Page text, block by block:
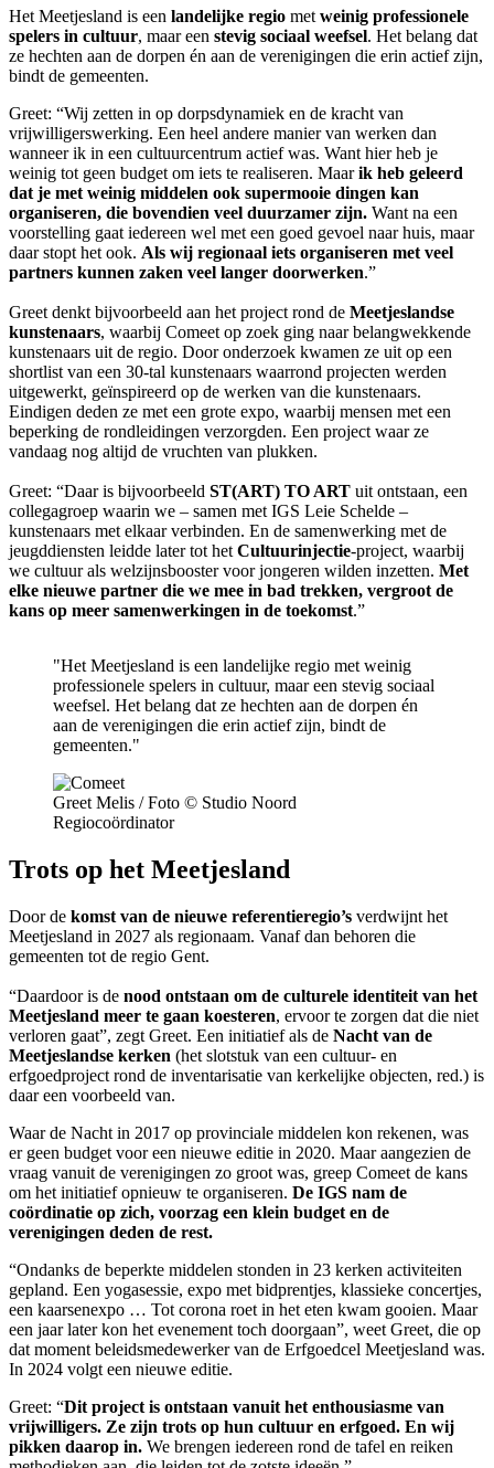
Het Meetjesland is een landelijke regio met weinig professionele
spelers in cultuur, maar een stevig sociaal weefsel. Het belang dat
ze hechten aan de dorpen én aan de verenigingen die erin actief zijn,
bindt de gemeenten.
Greet: “Wij zetten in op dorpsdynamiek en de kracht van
vrijwilligerswerking. Een heel andere manier van werken dan
wanneer ik in een cultuurcentrum actief was. Want hier heb je
weinig tot geen budget om iets te realiseren. Maarik heb geleerd
dat je met weinig middelen ook supermooie dingen kan
organiseren, die bovendien veel duurzamer zijn. Want na een
voorstelling gaat iedereen wel met een goed gevoel naar huis, maar
daar stopt het ook. Als wij regionaal iets organiseren met veel
partners kunnen zaken veel langer doorwerken.”
Greet denkt bijvoorbeeld aan het project rond de Meetjeslandse
kunstenaars, waarbij Comeet op zoek ging naar belangwekkende
kunstenaars uit de regio. Door onderzoek kwamen ze uit op een
shortlist van een 30-tal kunstenaars waarrond projecten werden
uitgewerkt, geïnspireerd op de werken van die kunstenaars.
Eindigen deden ze met een grote expo, waarbij mensen met een
beperking de rondleidingen verzorgden. Een project waar ze
vandaag nog altijd de vruchten van plukken.
Greet: “Daar is bijvoorbeeld ST(ART) TO ART uit ontstaan, een
collegagroep waarin we – samen met IGS Leie Schelde –
kunstenaars met elkaar verbinden. En de samenwerking met de
jeugddiensten leidde later tot het Cultuurinjectie-project, waarbij
we cultuur als welzijnsbooster voor jongeren wilden inzetten. Met
elke nieuwe partner die we mee in bad trekken, vergroot de
kans op meer samenwerkingen in de toekomst.”
"Het Meetjesland is een landelijke regio met weinig
professionele spelers in cultuur, maar een stevig sociaal
weefsel. Het belang dat ze hechten aan de dorpen én
aan de verenigingen die erin actief zijn, bindt de
gemeenten."
Greet Melis / Foto © Studio Noord
Regiocoördinator
Trots op het Meetjesland
Door de komst van de nieuwe referentieregio’s verdwijnt het
Meetjesland in 2027 als regionaam. Vanaf dan behoren die
gemeenten tot de regio Gent.
“Daardoor is de nood ontstaan om de culturele identiteit van het
Meetjesland meer te gaan koesteren, ervoor te zorgen dat die niet
verloren gaat”, zegt Greet. Een initiatief als de Nacht van de
Meetjeslandse kerken (het slotstuk van een cultuur- en
erfgoedproject rond de inventarisatie van kerkelijke objecten, red.) is
daar een voorbeeld van.
Waar de Nacht in 2017 op provinciale middelen kon rekenen, was
er geen budget voor een nieuwe editie in 2020. Maar aangezien de
vraag vanuit de verenigingen zo groot was, greep Comeet de kans
om het initiatief opnieuw te organiseren. De IGS nam de
coördinatie op zich, voorzag een klein budget en de
verenigingen deden de rest.
“Ondanks de beperkte middelen stonden in 23 kerken activiteiten
gepland. Een yogasessie, expo met bidprentjes, klassieke concertjes,
een kaarsenexpo … Tot corona roet in het eten kwam gooien. Maar
een jaar later kon het evenement toch doorgaan”, weet Greet, die op
dat moment beleidsmedewerker van de Erfgoedcel Meetjesland was.
In 2024 volgt een nieuwe editie.
Greet: “Dit project is ontstaan vanuit het enthousiasme van
vrijwilligers. Ze zijn trots op hun cultuur en erfgoed. En wij
pikken daarop in. We brengen iedereen rond de tafel en reiken